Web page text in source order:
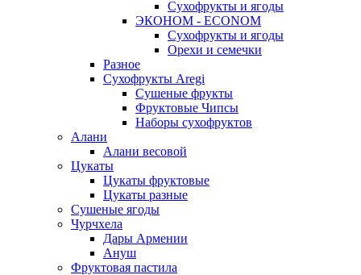
Сухофрукты и ягоды
ЭКОНОМ - ECONOM
Сухофрукты и ягоды
Орехи и семечки
Разное
Сухофрукты Aregi
Сушеные фрукты
Фруктовые Чипсы
Наборы сухофруктов
Алани
Алани весовой
Цукаты
Цукаты фруктовые
Цукаты разные
Сушеные ягоды
Чурчхела
Дары Армении
Ануш
Фруктовая пастила